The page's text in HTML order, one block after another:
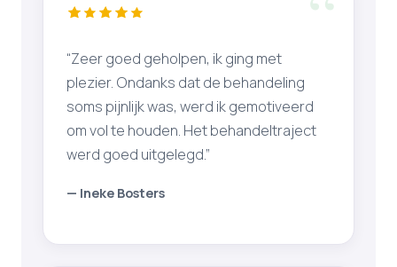
“Zeer goed geholpen, ik ging met
plezier. Ondanks dat de behandeling
soms pijnlijk was, werd ik gemotiveerd
om vol te houden. Het behandeltraject
werd goed uitgelegd.”
— Ineke Bosters